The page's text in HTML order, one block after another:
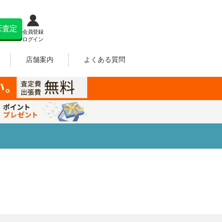
査定
会員登録
ログイン
店舗案内 よくある質問